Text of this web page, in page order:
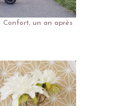
un an après